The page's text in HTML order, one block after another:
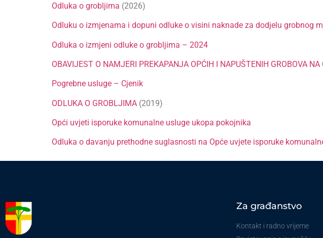
Odluka o grobljima (2026)
Odluku o izmjenama i dopuni odluke o visini naknade za dodjelu grobnog
Odluka o izmjeni odluke o grobljima – 2024
OBAVIJEST O NAMJERI PREKAPANJA OPĆIH I NAPUŠTENIH GROBOVA
Pogrebne usluge – Cjenik
ODLUKA O GROBLJIMA (2019)
Opći uvjeti isporuke komunalne usluge ukopa pokojnika
Odluka o davanju prethodne suglasnosti na Opće uvjete isporuke
Za građanstvo
Kontakt i radno vrijeme